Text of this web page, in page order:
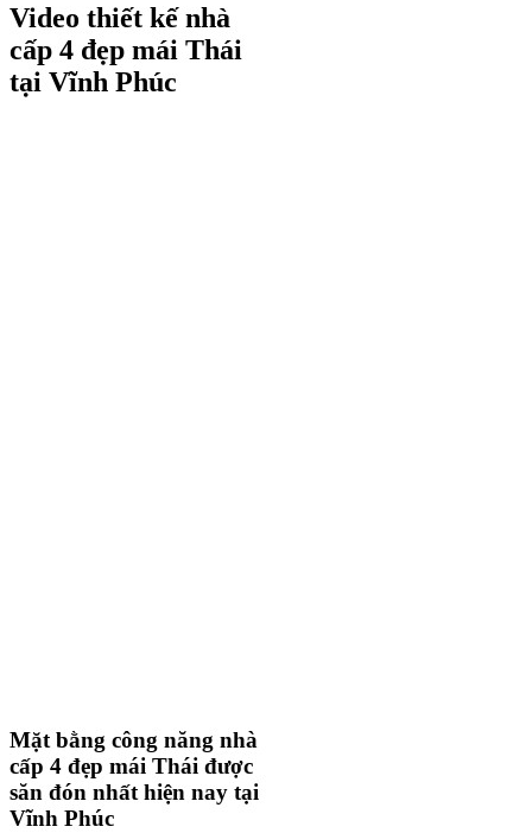
Video thiết kế nhà
cấp 4 đẹp mái Thái
tại Vĩnh Phúc
Mặt bằng công năng nhà
cấp 4 đẹp mái Thái được
săn đón nhất hiện nay tại
Vĩnh Phúc